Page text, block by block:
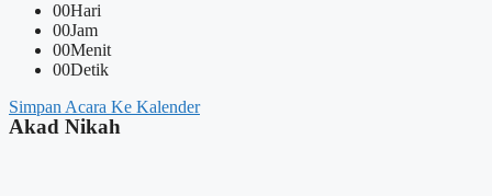
00Hari
00Jam
00Menit
00Detik
Simpan Acara Ke Kalender
Akad Nikah